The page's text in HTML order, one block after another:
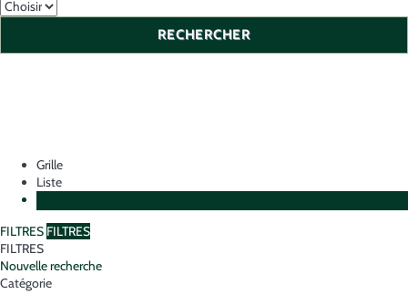
RECHERCHER
Grille
Liste
FILTRES FILTRES
FILTRES
Nouvelle recherche
Catégorie